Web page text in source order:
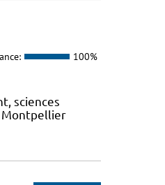
100%
sciences
Montpellier